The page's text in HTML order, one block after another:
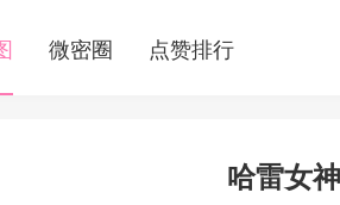
微密圈 点赞排行
哈雷女